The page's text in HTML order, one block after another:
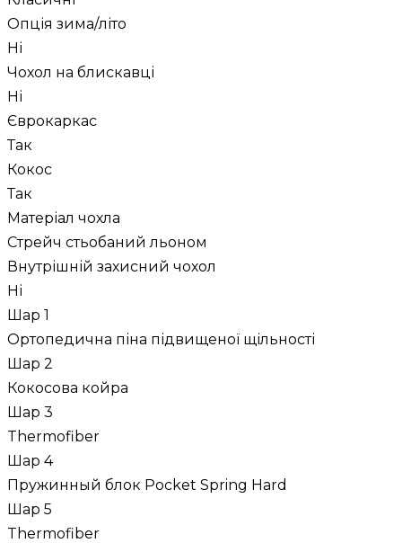
Опція зима/літо
Ні
Чохол на блискавці
Ні
Єврокаркас
Так
Кокос
Так
Матеріал чохла
Стрейч стьобаний льоном
Внутрішній захисний чохол
Ні
Шар 1
Ортопедична піна підвищеної щільності
Шар 2
Кокосова койра
Шар 3
Thermofiber
Шар 4
Пружинный блок Pocket Spring Hard
Шар 5
Thermofiber